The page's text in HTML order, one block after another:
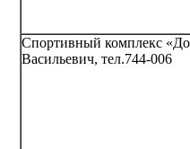
Спортивный комплекс
Васильевич, тел.744-006